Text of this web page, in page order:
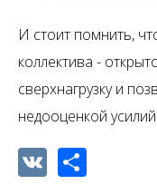
И стоит помнить,
коллектива -
сверхнагрузку и
недооценкой
VK Share